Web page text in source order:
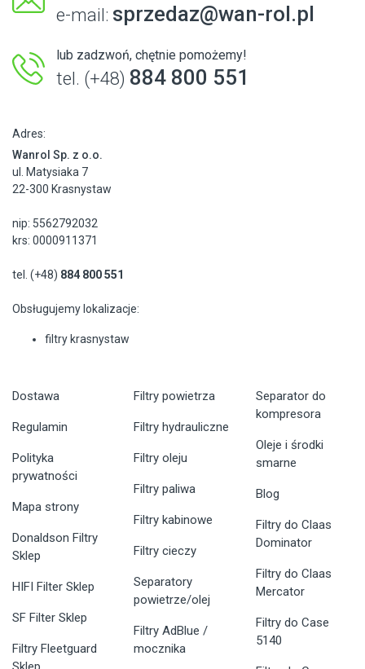
e-mail: sprzedaz@wan-rol.pl
lub zadzwoń, chętnie pomożemy!
tel. (+48) 884 800 551
Adres:
Wanrol Sp. z o.o.
ul. Matysiaka 7
22-300 Krasnystaw
nip: 5562792032
krs: 0000911371
tel. (+48) 884 800 551
Obsługujemy lokalizacje:
filtry krasnystaw
Dostawa
Regulamin
Polityka
prywatności
Mapa strony
Donaldson Filtry
Sklep
HIFI Filter Sklep
SF Filter Sklep
Filtry Fleetguard
Filtry powietrza
Filtry hydrauliczne
Filtry oleju
Filtry paliwa
Filtry kabinowe
Filtry cieczy
Separatory
powietrze/olej
Filtry AdBlue /
mocznika
Separator do
kompresora
Oleje i środki
smarne
Blog
Filtry do Claas
Dominator
Filtry do Claas
Mercator
Filtry do Case
5140